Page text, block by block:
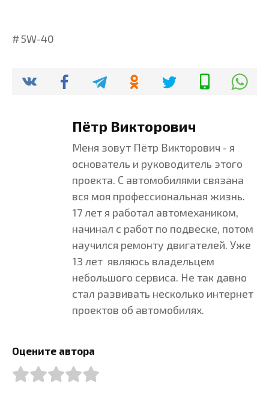
5W-40
Пётр Викторович
Меня зовут Пётр Викторович - я
основатель и руководитель этого
проекта. С автомобилями связана
вся моя профессиональная жизнь.
17 лет я работал автомехаником,
начинал с работ по подвеске, потом
научился ремонту двигателей. Уже
13 лет являюсь владельцем
небольшого сервиса. Не так давно
стал развивать несколько интернет
проектов об автомобилях.
Оцените автора